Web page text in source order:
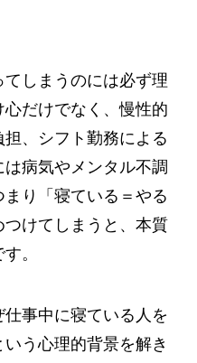
しまうのには必ず理
だけでなく、慢性的
、シフト勤務による
病気やメンタル不調
り「寝ている＝やる
けてしまうと、本質
。
事中に寝ている人を
う心理的背景を解き